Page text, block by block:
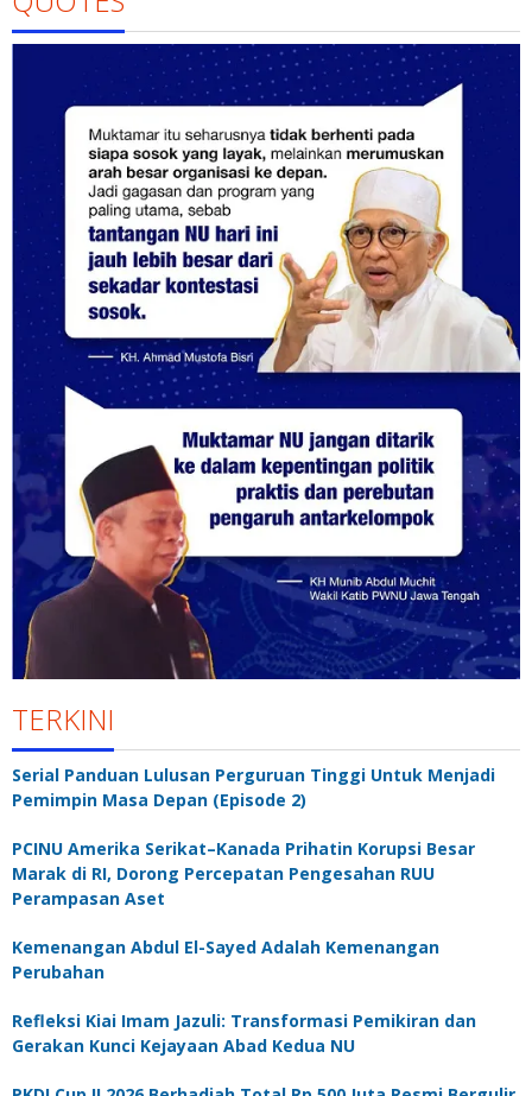
TERKINI
Serial Panduan Lulusan Perguruan Tinggi Untuk Menjadi
Pemimpin Masa Depan (Episode 2)
PCINU Amerika Serikat–Kanada Prihatin Korupsi Besar
Marak di RI, Dorong Percepatan Pengesahan RUU
Perampasan Aset
Kemenangan Abdul El-Sayed Adalah Kemenangan
Perubahan
Refleksi Kiai Imam Jazuli: Transformasi Pemikiran dan
Gerakan Kunci Kejayaan Abad Kedua NU